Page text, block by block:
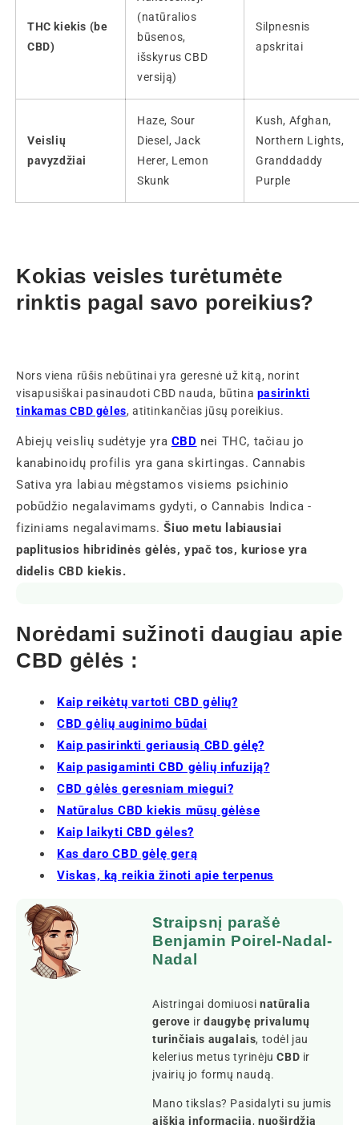
THC kiekis (be
CBD)
(natūralios
būsenos,
išskyrus CBD
versiją)
Silpnesnis
apskritai
Veislių
pavyzdžiai
Haze, Sour
Diesel, Jack
Herer, Lemon
Skunk
Kush, Afghan,
Northern Lights,
Granddaddy
Purple
Kokias veisles turėtumėte
rinktis pagal savo poreikius?
Nors viena rūšis nebūtinai yra geresnė už kitą, norint
visapusiškai pasinaudoti CBD nauda, būtina pasirinkti
tinkamas CBD gėles, atitinkančias jūsų poreikius.
Abiejų veislių sudėtyje yra CBD nei THC, tačiau jo
kanabinoidų profilis yra gana skirtingas. Cannabis
Sativa yra labiau mėgstamos visiems psichinio
pobūdžio negalavimams gydyti, o Cannabis Indica -
fiziniams negalavimams.Šiuo metu labiausiai
paplitusios hibridinės gėlės, ypač tos, kuriose yra
didelis CBD kiekis.
Norėdami sužinoti daugiau apie
CBD gėlės :
Kaip reikėtų vartoti CBD gėlių?
CBD gėlių auginimo būdai
Kaip pasirinkti geriausią CBD gėlę?
Kaip pasigaminti CBD gėlių infuziją?
CBD gėlės geresniam miegui?
Natūralus CBD kiekis mūsų gėlėse
Kaip laikyti CBD gėles?
Kas daro CBD gėlę gerą
Viskas, ką reikia žinoti apie terpenus
Straipsnį parašė
Benjamin Poirel-Nadal-
Nadal
Aistringai domiuosi natūralia
gerove irdaugybę privalumų
turinčiais augalais, todėl jau
kelerius metus tyrinėjuCBD ir
įvairių jo formų naudą.
Mano tikslas? Pasidalyti su jumis
aiškia informacija,nuoširdžia